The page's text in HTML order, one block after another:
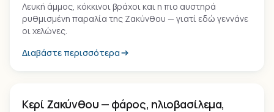
Λευκή άμμος, κόκκινοι βράχοι και η πιο αυστηρά
ρυθμισμένη παραλία της Ζακύνθου — γιατί εδώ γεννάνε
οι χελώνες.
Διαβάστε περισσότερα
Τοπόσημο
Κερί Ζακύνθου — φάρος, ηλιοβασίλεμα,